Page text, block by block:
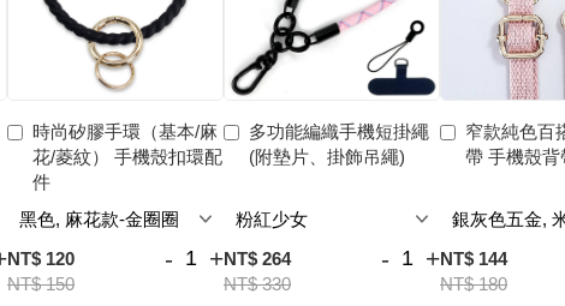
時尚矽膠手環（基本/麻
花/菱紋） 手機殼扣環配
件
NT$ 120
NT$ 150
- +
多功能編織手機短掛繩
(附墊片、掛飾吊繩)
NT$ 264
NT$ 330
- +
窄款純色百
帶 手機殼背
NT$ 144
NT$ 180